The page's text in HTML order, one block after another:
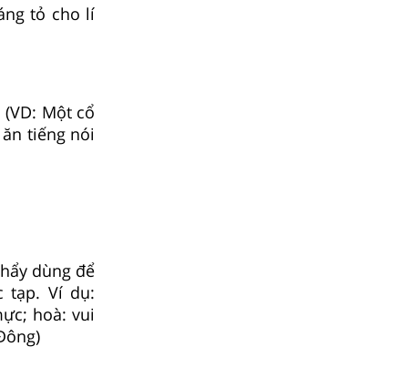
tỏ cho lí
Một cổ
tiếng nói
dùng để
tạp. Ví dụ:
hoà: vui